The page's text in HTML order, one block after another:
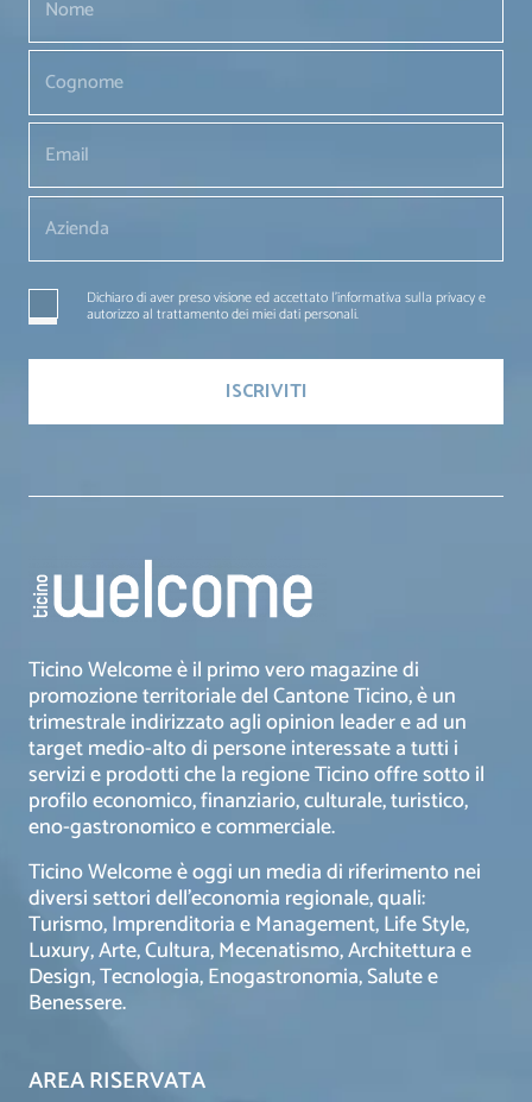
Dichiaro di aver preso visione ed accettato l'informativa sulla privacy e
autorizzo al trattamento dei miei dati personali.
Ticino Welcome è il primo vero magazine di
promozione territoriale del Cantone Ticino, è un
trimestrale indirizzato agli opinion leader e ad un
target medio-alto di persone interessate a tutti i
servizi e prodotti che la regione Ticino offre sotto il
profilo economico, finanziario, culturale, turistico,
eno-gastronomico e commerciale.
Ticino Welcome è oggi un media di riferimento nei
diversi settori dell’economia regionale, quali:
Turismo, Imprenditoria e Management, Life Style,
Luxury, Arte, Cultura, Mecenatismo, Architettura e
Design, Tecnologia, Enogastronomia, Salute e
Benessere.
AREA RISERVATA